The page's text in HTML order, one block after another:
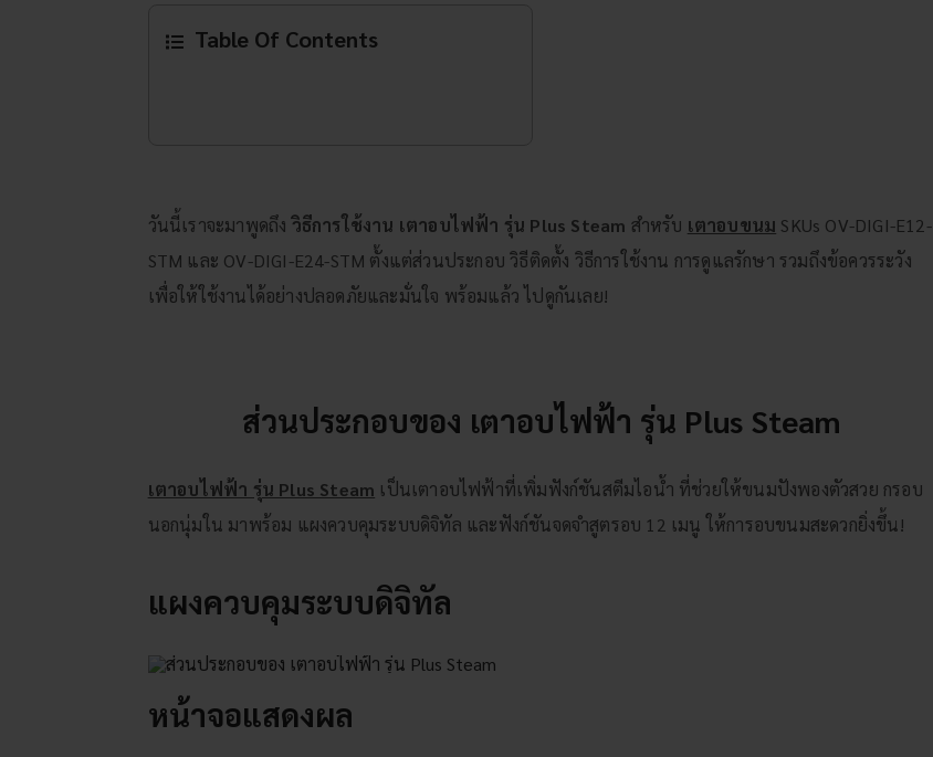
Table Of Contents
วันนี้เราจะมาพูดถึงวิธีการใช้งาน เตาอบไฟฟ้า รุ่น Plus Steam สำหรับ เตาอบขนม SKUs OV-DIGI-E12-
STM และ OV-DIGI-E24-STM ตั้งแต่ส่วนประกอบ วิธีติดตั้ง วิธีการใช้งาน การดูแลรักษา รวมถึงข้อควรระวัง
เพื่อให้ใช้งานได้อย่างปลอดภัยและมั่นใจ พร้อมแล้ว ไปดูกันเลย!
ส่วนประกอบของ เตาอบไฟฟ้า รุ่น Plus Steam
เตาอบไฟฟ้า รุ่น Plus Steam เป็นเตาอบไฟฟ้าที่เพิ่มฟังก์ชันสตีมไอน้ำ ที่ช่วยให้ขนมปังพองตัวสวย กรอบ
นอกนุ่มใน มาพร้อม แผงควบคุมระบบดิจิทัล และฟังก์ชันจดจำสูตรอบ 12 เมนู ให้การอบขนมสะดวกยิ่งขึ้น!
แผงควบคุมระบบดิจิทัล
หน้าจอแสดงผล